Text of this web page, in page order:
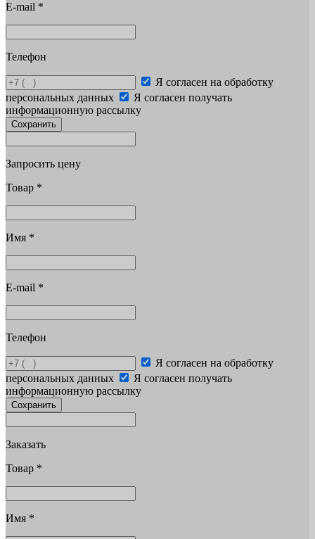
E-mail *
Телефон
Я согласен на обработку
персональных данных
Я согласен получать
информационную рассылку
Сохранить
Запросить цену
Товар *
Имя *
E-mail *
Телефон
Я согласен на обработку
персональных данных
Я согласен получать
информационную рассылку
Сохранить
Заказать
Товар *
Имя *